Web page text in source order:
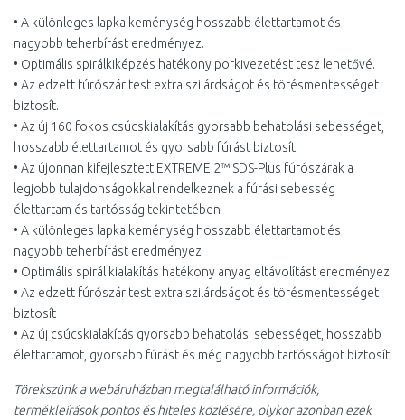
• A különleges lapka keménység hosszabb élettartamot és
nagyobb teherbírást eredményez.
• Optimális spirálkiképzés hatékony porkivezetést tesz lehetővé.
• Az edzett fúrószár test extra szilárdságot és törésmentességet
biztosít.
• Az új 160 fokos csúcskialakítás gyorsabb behatolási sebességet,
hosszabb élettartamot és gyorsabb fúrást biztosít.
• Az újonnan kifejlesztett EXTREME 2™ SDS-Plus fúrószárak a
legjobb tulajdonságokkal rendelkeznek a fúrási sebesség
élettartam és tartósság tekintetében
• A különleges lapka keménység hosszabb élettartamot és
nagyobb teherbírást eredményez
• Optimális spirál kialakítás hatékony anyag eltávolítást eredményez
• Az edzett fúrószár test extra szilárdságot és törésmentességet
biztosít
• Az új csúcskialakítás gyorsabb behatolási sebességet, hosszabb
élettartamot, gyorsabb fúrást és még nagyobb tartósságot biztosít
Törekszünk a webáruházban megtalálható információk,
termékleírások pontos és hiteles közlésére, olykor azonban ezek